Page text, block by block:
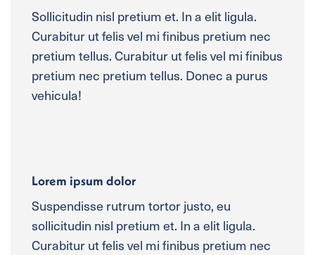
Sollicitudin nisl pretium et. In a elit ligula.
Curabitur ut felis vel mi finibus pretium nec
pretium tellus. Curabitur ut felis vel mi finibus
pretium nec pretium tellus. Donec a purus
vehicula!
Lorem ipsum dolor
Suspendisse rutrum tortor justo, eu
sollicitudin nisl pretium et. In a elit ligula.
Curabitur ut felis vel mi finibus pretium nec